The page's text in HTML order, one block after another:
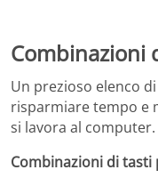
Combinazioni
Un prezioso elenco
risparmiare tempo e
si lavora al computer.
Combinazioni di tasti